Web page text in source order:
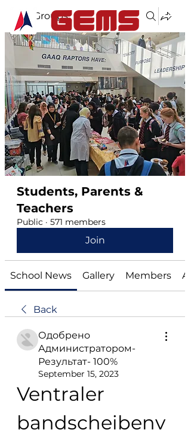
Groups
Students, Parents &
Teachers
Public · 571 members
Join
School News Gallery Members
Back
Одобрено
Администратором-
Результат- 100%
September 15, 2023
Ventraler
bandscheibenv